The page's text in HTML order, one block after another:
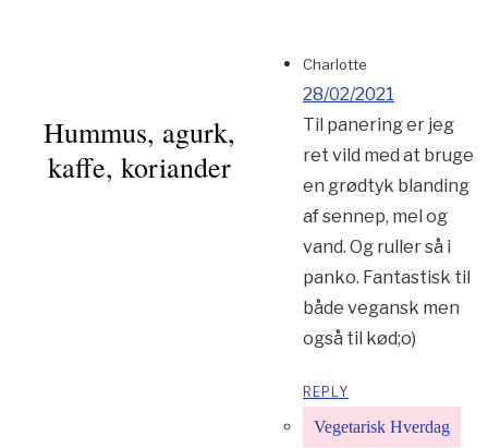
Hummus, agurk,
kaffe, koriander
Charlotte
28/02/2021
Til panering er jeg
ret vild med at bruge
en grødtyk blanding
af sennep, mel og
vand. Og ruller så i
panko. Fantastisk til
både vegansk men
også til kød;o)
REPLY
Vegetarisk Hverdag